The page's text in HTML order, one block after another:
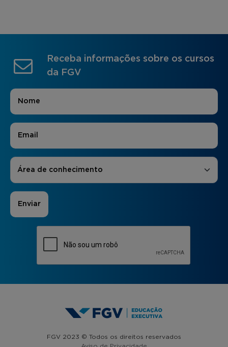
Receba informações sobre os cursos
da FGV
Nome
E-mail
Áreas de Interesse
Área de conhecimento
FGV 2023 © Todos os direitos reservados